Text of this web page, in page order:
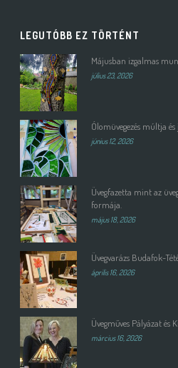
LEGUTÓBB EZ TÖRTÉNT
Májusban izgalmas
július 23, 2026
Ólomüvegezés múltja és
június 12, 2026
Üvegfazetta mint az
formája.
május 18, 2026
Üvegvarázs Budafok-
április 16, 2026
Üvegműves Pályázat és
március 16, 2026